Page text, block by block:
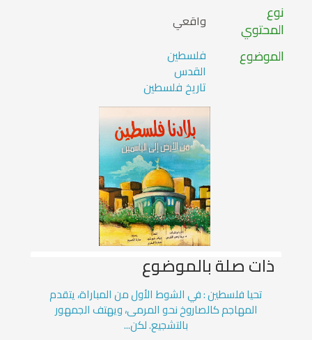
نوع
المحتوي واقعي
الموضوع فلسطين
القدس
تاريخ فلسطين
ذات صلة بالموضوع
تحيا فلسطين : في الشوط الأول من المباراة، يتقدم
المهاجم كالصاروخ نحو المرمى، ويهتف الجمهور
بالتشجيع. لكن...